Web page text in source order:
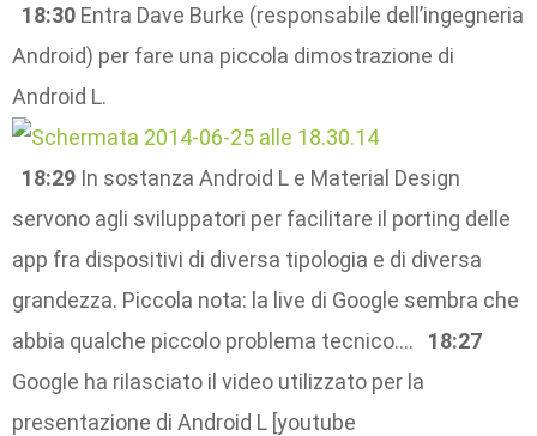
18:30 Entra Dave Burke (responsabile dell’ingegneria
Android) per fare una piccola dimostrazione di
Android L.
18:29 In sostanza Android L e Material Design
servono agli sviluppatori per facilitare il porting delle
app fra dispositivi di diversa tipologia e di diversa
grandezza. Piccola nota: la live di Google sembra che
abbia qualche piccolo problema tecnico…. 18:27
Google ha rilasciato il video utilizzato per la
presentazione di Android L [youtube